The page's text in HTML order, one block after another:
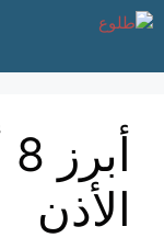
انتقل
المحتوى
الأذن